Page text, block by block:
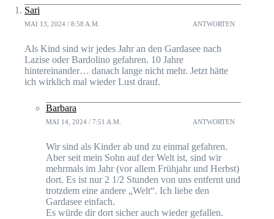
Sari
MAI 13, 2024 / 8:58 A.M. ANTWORTEN
Als Kind sind wir jedes Jahr an den Gardasee nach
Lazise oder Bardolino gefahren. 10 Jahre
hintereinander… danach lange nicht mehr. Jetzt hätte
ich wirklich mal wieder Lust drauf.
Barbara
MAI 14, 2024 / 7:51 A.M. ANTWORTEN
Wir sind als Kinder ab und zu einmal gefahren.
Aber seit mein Sohn auf der Welt ist, sind wir
mehrmals im Jahr (vor allem Frühjahr und Herbst)
dort. Es ist nur 2 1/2 Stunden von uns entfernt und
trotzdem eine andere „Welt“. Ich liebe den
Gardasee einfach.
Es würde dir dort sicher auch wieder gefallen.